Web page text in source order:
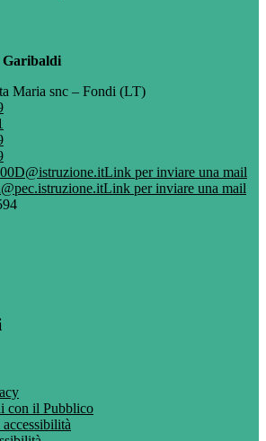
Garibaldi
Maria snc – Fondi (LT)
Link per inviare una mail
Link per inviare una mail
con il Pubblico